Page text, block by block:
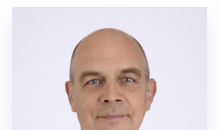
Проведение колоноскопии на
Профсоюзной
Процедура проводится колоноскопом – специальным
оптическим аппаратом, представляющим собой гибкую
управляемую трубку с камерой на конце. Его вводят через
анус в прямую кишку, а затем во все отделы толстого
кишечника. Вся видеоинформация видна на экране
монитора, установленного в манипуляционном кабинете.
Во время визуального осмотра фиксируются язвы, полипы